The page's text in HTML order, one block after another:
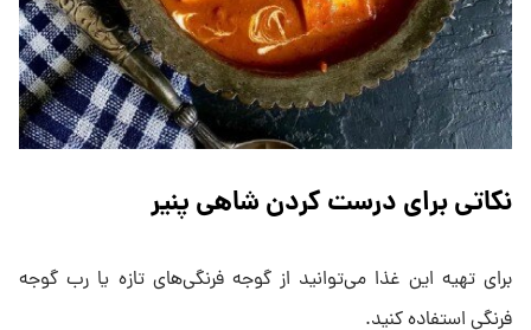
نکاتی برای درست کردن شاهی پنیر
برای تهیه این غذا می‌توانید از گوجه فرنگی‌های تازه یا رب گوجه
فرنگی استفاده کنید.